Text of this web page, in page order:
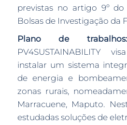
previstas no artigo 9º
Bolsas de Investigação da
Plano de trabalhos:
PV4SUSTAINABILITY
instalar um sistema
de energia e
zonas rurais,
Marracuene, Maputo.
estudadas soluções de